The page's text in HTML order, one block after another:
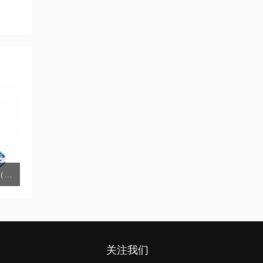
FA系列电子分析天平（万分之一）
关注我们